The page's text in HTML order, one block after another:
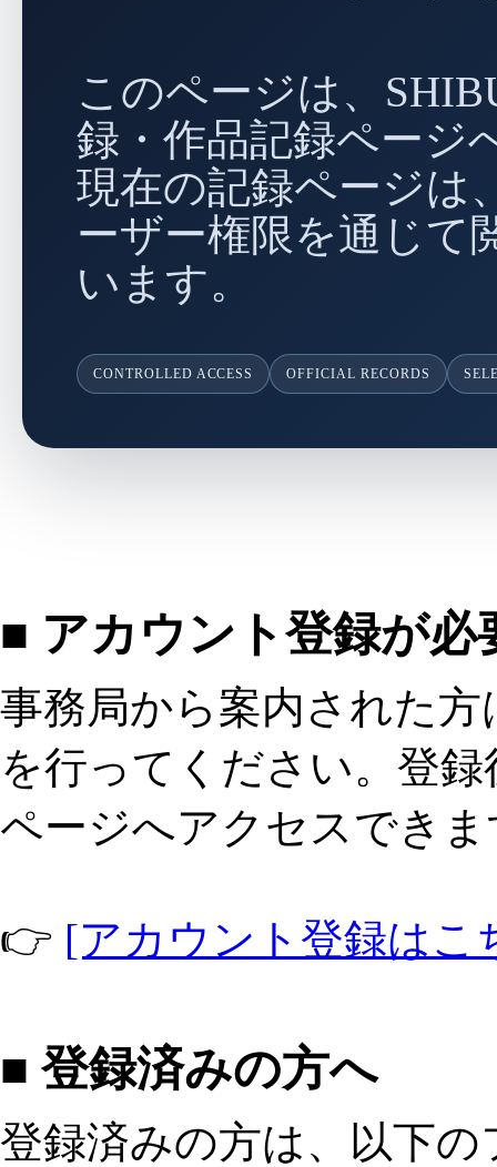
このページは、
録・作品記録ページ
現在の記録ページは
ーザー権限を通じて
います。
CONTROLLED ACCESS OFFICIAL RECORDS
■ アカウント登録が必
事務局から案内された
を行ってください。登
ページへアクセスでき
👉 [アカウント登録はこ
■ 登録済みの方へ
登録済みの方は、以下